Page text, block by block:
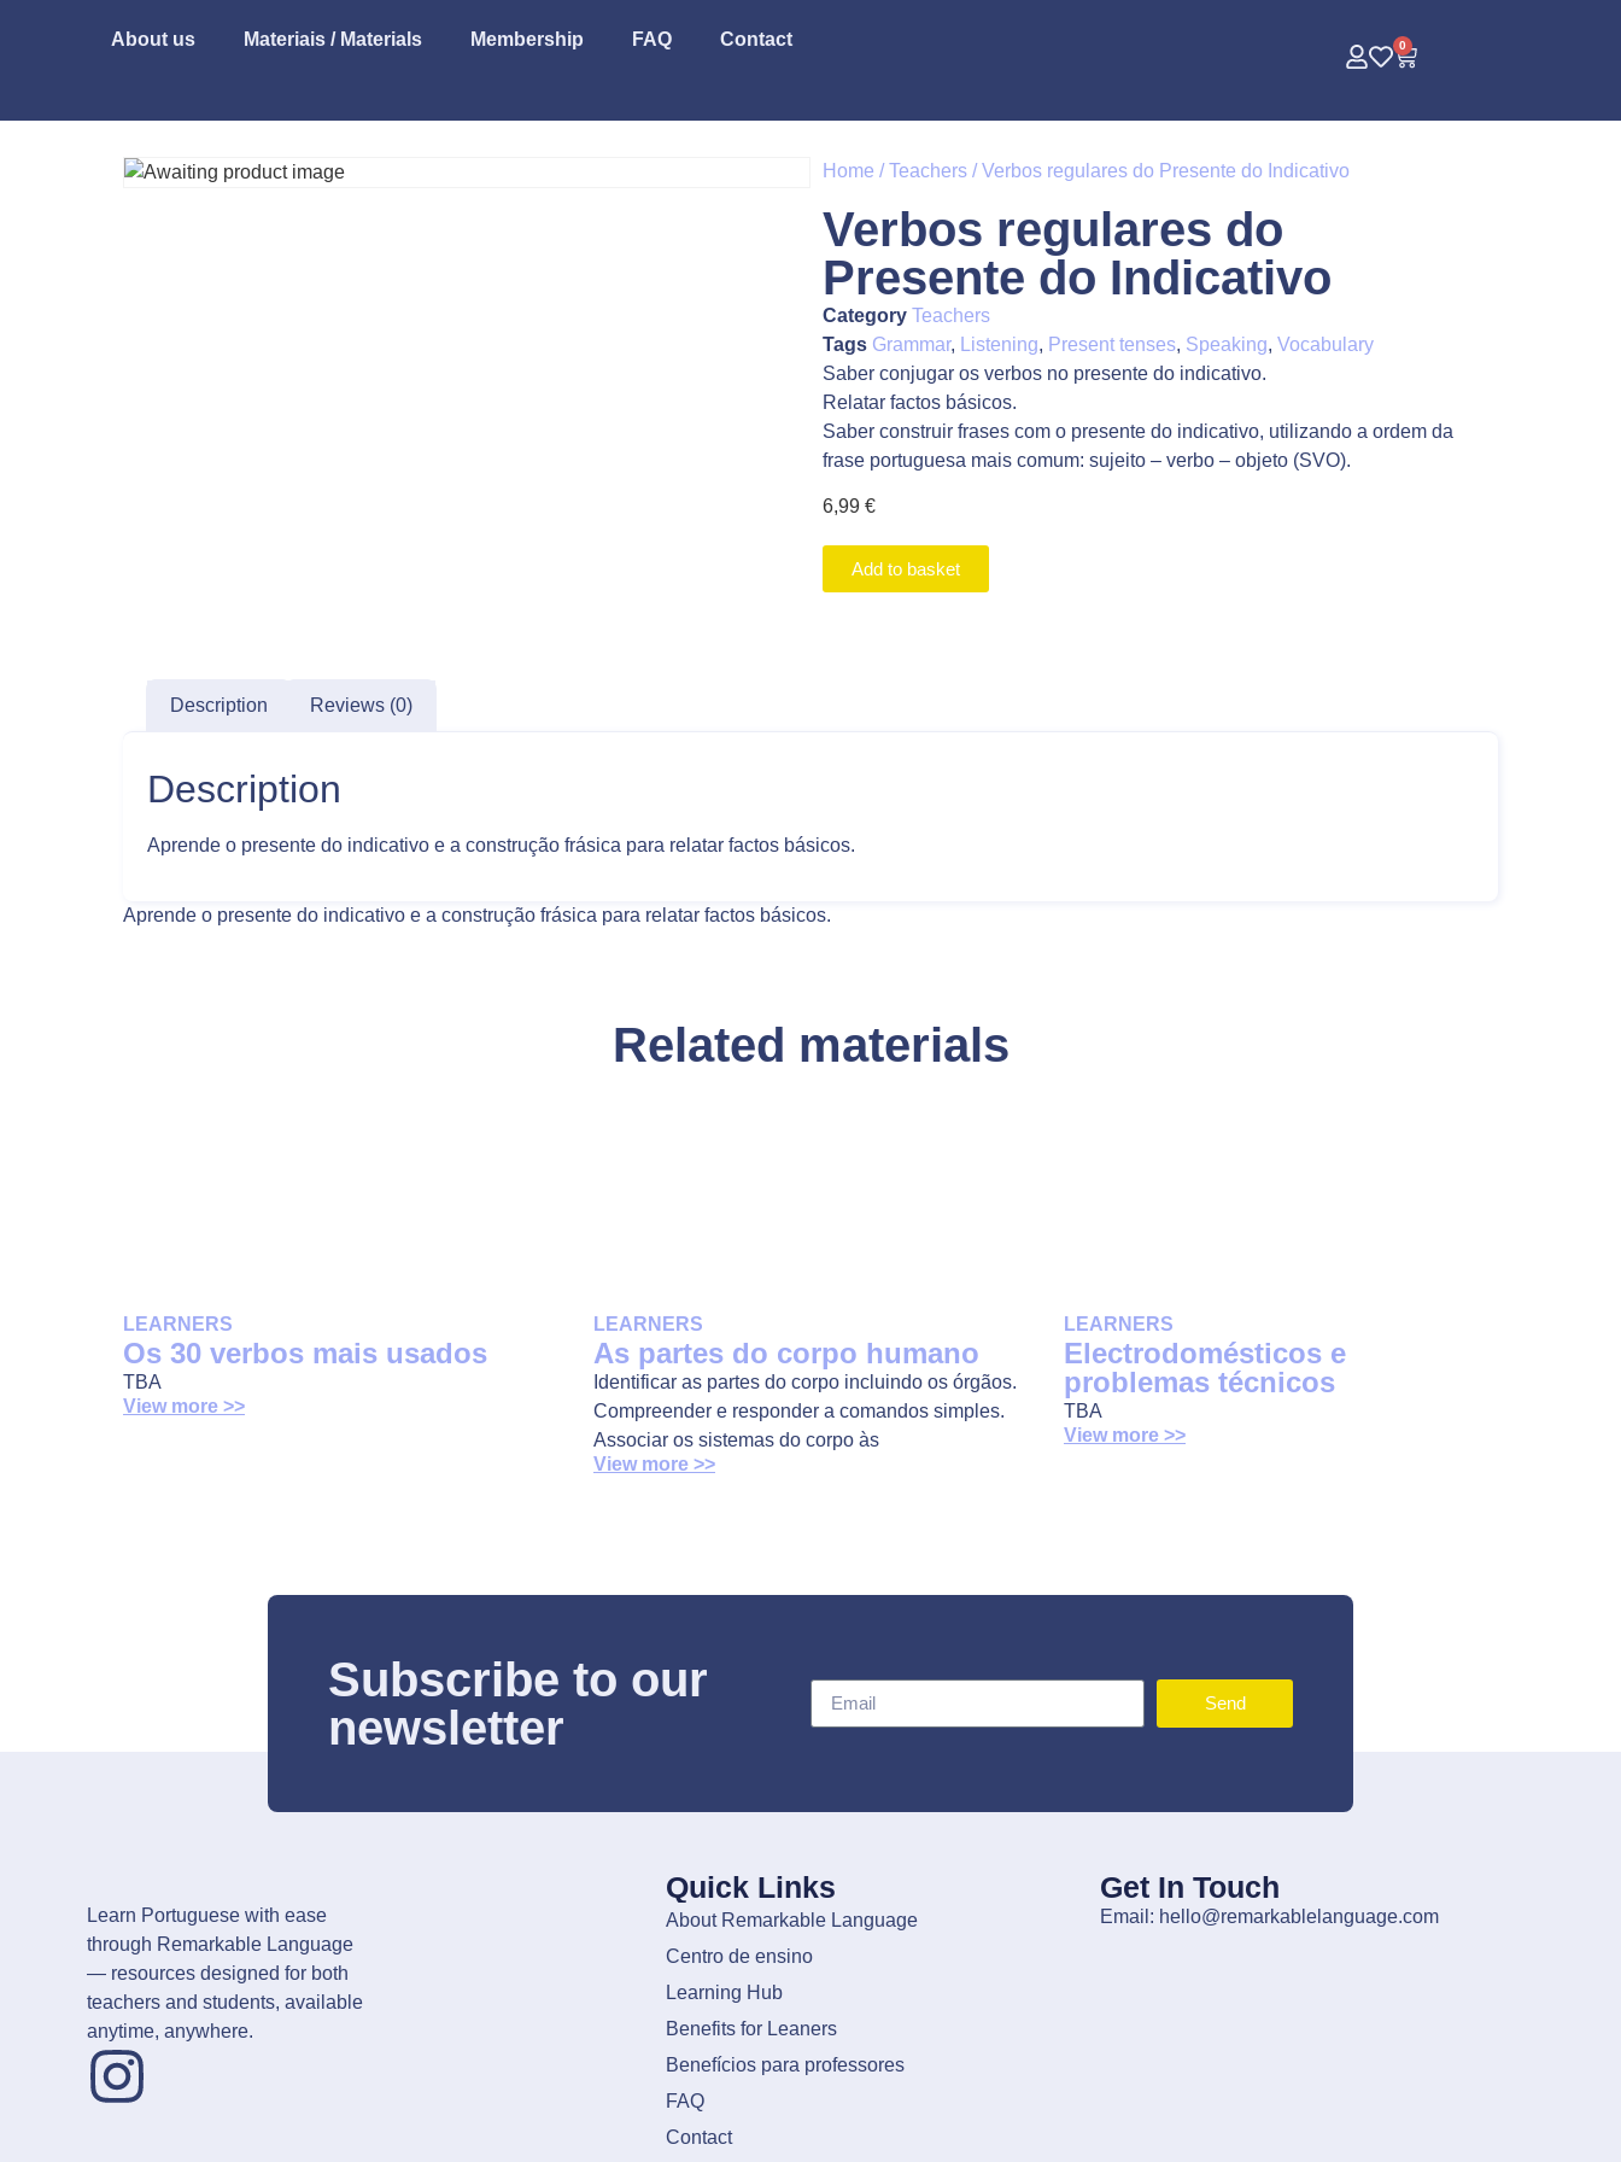
About us Materiais / Materials Membership FAQ Contact 0
Home /Teachers / Verbos regulares do Presente do Indicativo
Verbos regulares do
Presente do Indicativo
Category Teachers
Tags Grammar, Listening, Present tenses, Speaking, Vocabulary
Saber conjugar os verbos no presente do indicativo.
Relatar factos básicos.
Saber construir frases com o presente do indicativo, utilizando a ordem da
frase portuguesa mais comum: sujeito – verbo – objeto (SVO).
6,99 €
Add to basket
Description Reviews (0)
Description
Aprende o presente do indicativo e a construção frásica para relatar factos básicos.
Aprende o presente do indicativo e a construção frásica para relatar factos básicos.
Related materials
LEARNERS
Os 30 verbos mais usados
TBA
View more >>
LEARNERS
As partes do corpo humano
Identificar as partes do corpo incluindo os órgãos.
Compreender e responder a comandos simples.
Associar os sistemas do corpo às
View more >>
LEARNERS
Electrodomésticos e
problemas técnicos
TBA
View more >>
Subscribe to our
newsletter
Send
Learn Portuguese with ease
through Remarkable Language
— resources designed for both
teachers and students, available
anytime, anywhere.
Quick Links
About Remarkable Language
Centro de ensino
Learning Hub
Benefits for Leaners
Benefícios para professores
FAQ
Contact
Get In Touch
Email: hello@remarkablelanguage.com